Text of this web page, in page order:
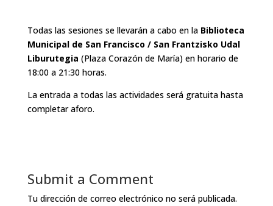
Todas las sesiones se llevarán a cabo en la Biblioteca
Municipal de San Francisco / San Frantzisko Udal
Liburutegia (Plaza Corazón de María) en horario de
18:00 a 21:30 horas.
La entrada a todas las actividades será gratuita hasta
completar aforo.
Submit a Comment
Tu dirección de correo electrónico no será publicada.